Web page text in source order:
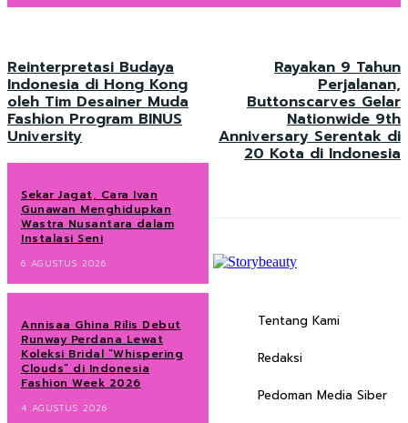
Reinterpretasi Budaya
Indonesia di Hong Kong
oleh Tim Desainer Muda
Fashion Program BINUS
University
Rayakan 9 Tahun
Perjalanan,
Buttonscarves Gelar
Nationwide 9th
Anniversary Serentak di
20 Kota di Indonesia
Sekar Jagat, Cara Ivan
Gunawan Menghidupkan
Wastra Nusantara dalam
Instalasi Seni
6 AGUSTUS 2026
Annisaa Ghina Rilis Debut
Runway Perdana Lewat
Koleksi Bridal “Whispering
Clouds” di Indonesia
Fashion Week 2026
4 AGUSTUS 2026
Tentang Kami
Redaksi
Pedoman Media Siber